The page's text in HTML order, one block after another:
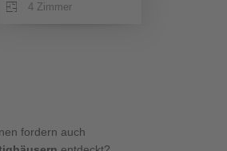
4 Zimmer
fordern auch